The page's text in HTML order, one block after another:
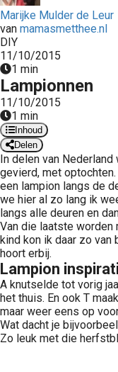
Marijke Mulder de Leur
van mamasmetthee.nl
DIY
11/10/2015
1 min
Lampionnen
11/10/2015
1 min
Inhoud
Delen
In delen van
gevierd, met
een lampion langs de
we hier al zo lang ik
langs alle deuren en
Van die laatste worden
kind kon ik daar zo van
hoort erbij.
Lampion
A knutselde tot vorig
het thuis. En ook T
maar weer eens op
Wat dacht je
Zo leuk met die
de
Hierdoor
van